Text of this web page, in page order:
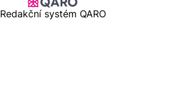
Redakční systém QARO